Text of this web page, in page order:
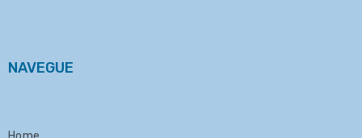
NAVEGUE